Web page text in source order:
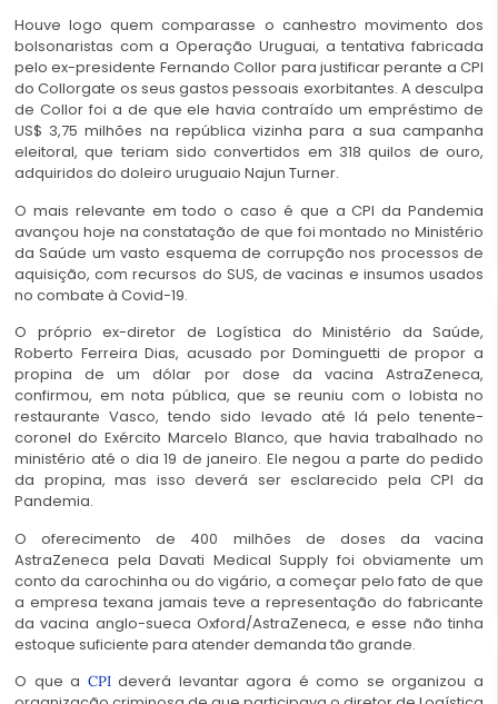
Houve logo quem comparasse o canhestro movimento dos
bolsonaristas com a Operação Uruguai, a tentativa fabricada
pelo ex-presidente Fernando Collor para justificar perante a CPI
do Collorgate os seus gastos pessoais exorbitantes. A desculpa
de Collor foi a de que ele havia contraído um empréstimo de
US$ 3,75 milhões na república vizinha para a sua campanha
eleitoral, que teriam sido convertidos em 318 quilos de ouro,
adquiridos do doleiro uruguaio Najun Turner.
O mais relevante em todo o caso é que a CPI da Pandemia
avançou hoje na constatação de que foi montado no Ministério
da Saúde um vasto esquema de corrupção nos processos de
aquisição, com recursos do SUS, de vacinas e insumos usados
no combate à Covid-19.
O próprio ex-diretor de Logística do Ministério da Saúde,
Roberto Ferreira Dias, acusado por Dominguetti de propor a
propina de um dólar por dose da vacina AstraZeneca,
confirmou, em nota pública, que se reuniu com o lobista no
restaurante Vasco, tendo sido levado até lá pelo tenente-
coronel do Exército Marcelo Blanco, que havia trabalhado no
ministério até o dia 19 de janeiro. Ele negou a parte do pedido
da propina, mas isso deverá ser esclarecido pela CPI da
Pandemia.
O oferecimento de 400 milhões de doses da vacina
AstraZeneca pela Davati Medical Supply foi obviamente um
conto da carochinha ou do vigário, a começar pelo fato de que
a empresa texana jamais teve a representação do fabricante
da vacina anglo-sueca Oxford/AstraZeneca, e esse não tinha
estoque suficiente para atender demanda tão grande.
O que a CPIdeverá levantar agora é como se organizou a